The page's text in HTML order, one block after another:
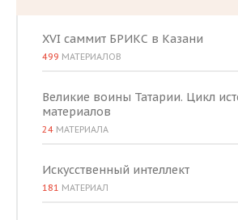
XVI саммит БРИКС в Казани
499 МАТЕРИАЛОВ
Великие воины Татарии. Цикл
материалов
24 МАТЕРИАЛА
Искусственный интеллект
181 МАТЕРИАЛ